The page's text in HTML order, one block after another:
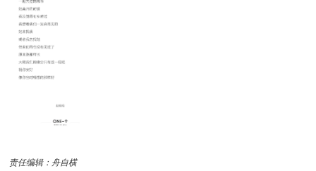
责任编辑：舟自横